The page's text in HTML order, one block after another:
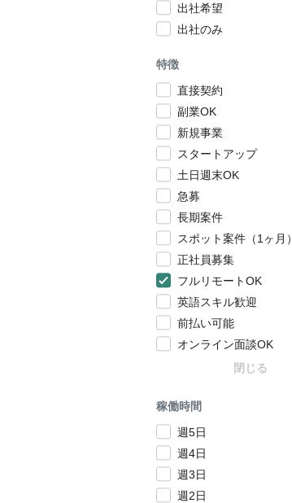
出社希望
出社のみ
特徴
直接契約
副業OK
新規事業
スタートアップ
土日週末OK
急募
長期案件
スポット案件（1ヶ月）
正社員募集
フルリモートOK
英語スキル歓迎
前払い可能
オンライン面談OK
閉じる
稼働時間
週5日
週4日
週3日
週2日